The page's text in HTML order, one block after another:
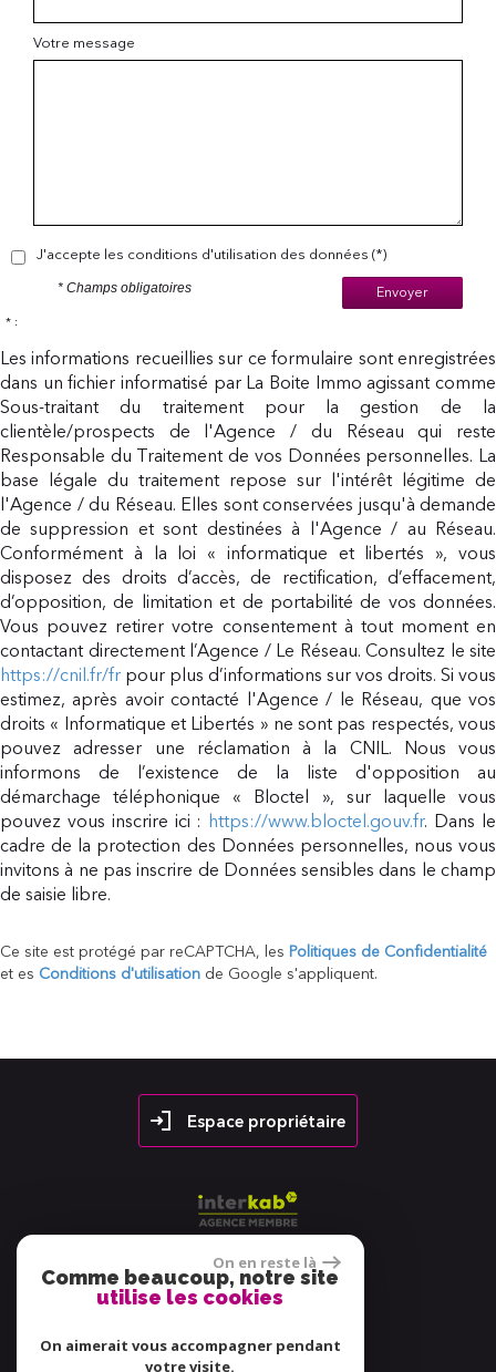
Votre message
J'accepte les conditions d'utilisation des données (*)
Envoyer
* Champs obligatoires
* :
Les informations recueillies sur ce formulaire sont enregistrées
dans un fichier informatisé par La Boite Immo agissant comme
Sous-traitant du traitement pour la gestion de la
clientèle/prospects de l'Agence / du Réseau qui reste
Responsable du Traitement de vos Données personnelles. La
base légale du traitement repose sur l'intérêt légitime de
l'Agence / du Réseau. Elles sont conservées jusqu'à demande
de suppression et sont destinées à l'Agence / au Réseau.
Conformément à la loi « informatique et libertés », vous
disposez des droits d’accès, de rectification, d’effacement,
d’opposition, de limitation et de portabilité de vos données.
Vous pouvez retirer votre consentement à tout moment en
contactant directement l’Agence / Le Réseau. Consultez le site
https://cnil.fr/fr pour plus d’informations sur vos droits. Si vous
estimez, après avoir contacté l'Agence / le Réseau, que vos
droits « Informatique et Libertés » ne sont pas respectés, vous
pouvez adresser une réclamation à la CNIL. Nous vous
informons de l’existence de la liste d'opposition au
démarchage téléphonique « Bloctel », sur laquelle vous
pouvez vous inscrire ici : https://www.bloctel.gouv.fr. Dans le
cadre de la protection des Données personnelles, nous vous
invitons à ne pas inscrire de Données sensibles dans le champ
de saisie libre.
Ce site est protégé par reCAPTCHA, les Politiques de Confidentialité
et es Conditions d'utilisation de Google s'appliquent.
Espace propriétaire
38 avis
On en reste là
Comme beaucoup, notre site
utilise les cookies
On aimerait vous accompagner pendant
votre visite.